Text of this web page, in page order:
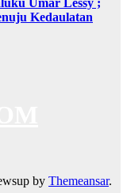
Kedaulatan
by Themeansar.